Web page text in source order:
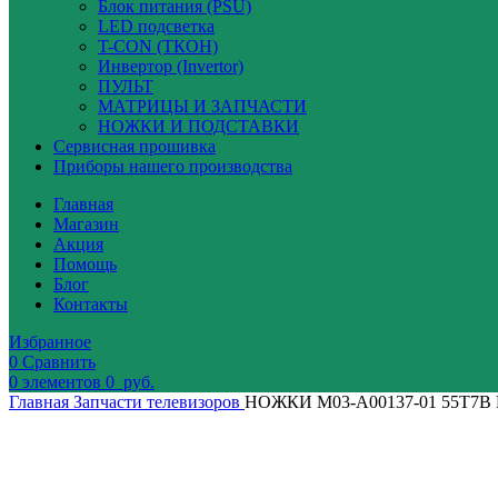
Блок питания (PSU)
LED подсветка
T-CON (ТКОН)
Инвертор (Invertor)
ПУЛЬТ
МАТРИЦЫ И ЗАПЧАСТИ
НОЖКИ И ПОДСТАВКИ
Сервисная прошивка
Приборы нашего производства
Главная
Магазин
Акция
Помощь
Блог
Контакты
Избранное
0 Сравнить
0 элементов 0 руб.
Главная Запчасти телевизоров НОЖКИ M03-A00137-01